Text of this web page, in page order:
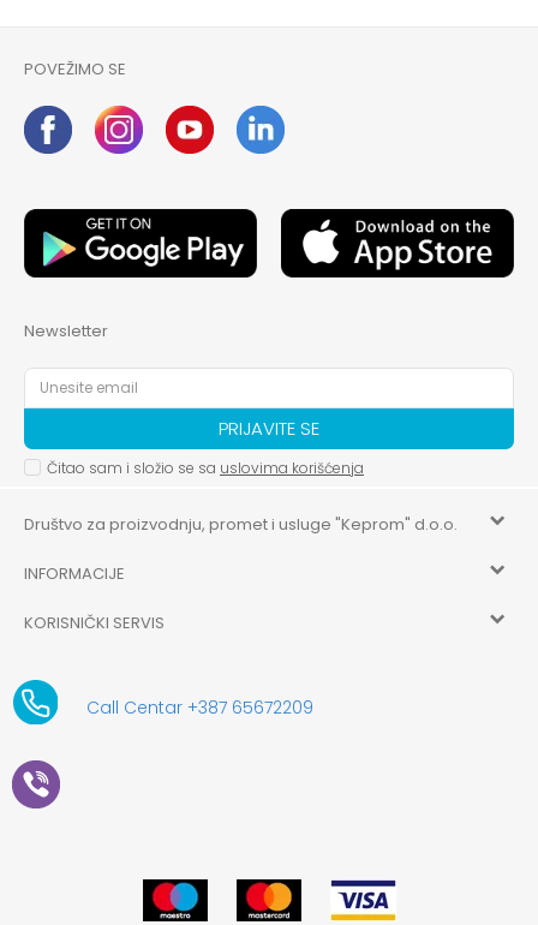
POVEŽIMO SE
Newsletter
PRIJAVITE SE
Čitao sam i složio se sa uslovima korišćenja
Društvo za proizvodnju, promet i usluge "Keprom" d.o.o.
HILANDARSKA 32, ISTOČNO NOVO SARAJEVO, ISTOČNO
aksaonlinebih@aksabih.ba
5514802214205743
61-01-0052-11
11079253
INFORMACIJE
Zaposlenje
Saradnja
KORISNIČKI SERVIS
Uslovi korišćenja i prodaje
Kako kupiti
Plaćanje karticama
Call Centar +387 65672209